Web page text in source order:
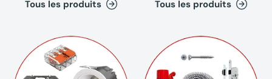
Tous les produits Tous les produits